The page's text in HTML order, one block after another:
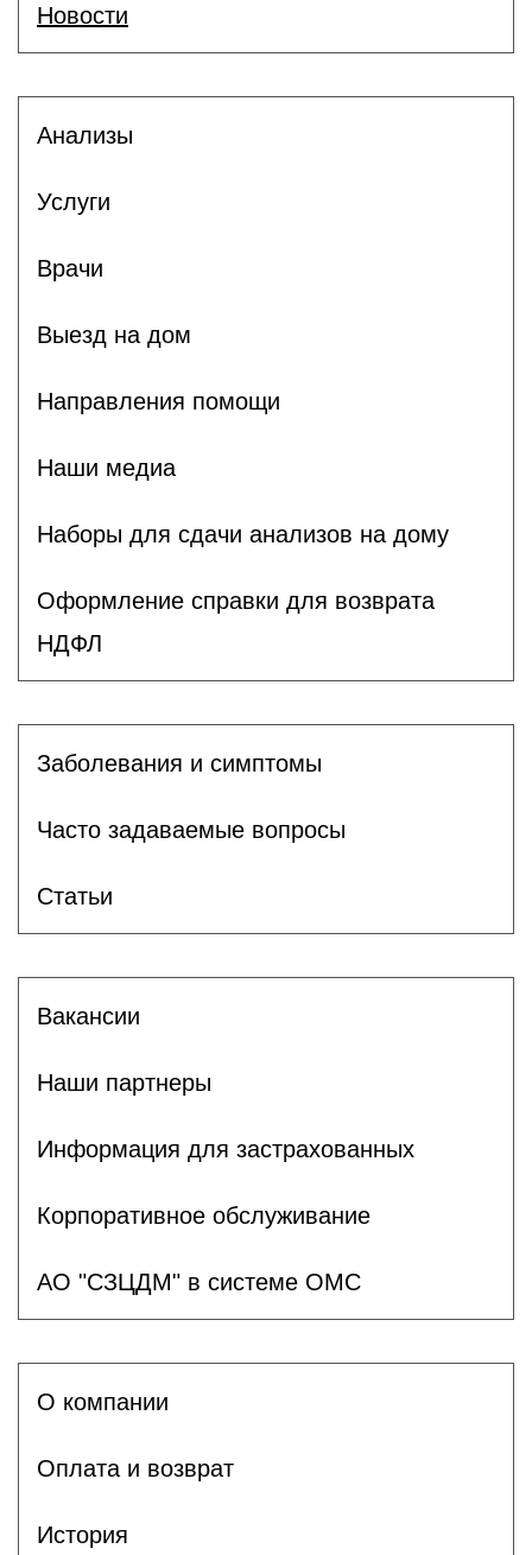
Новости
Анализы
Услуги
Врачи
Выезд на дом
Направления помощи
Наши медиа
Наборы для сдачи анализов на дому
Оформление справки для возврата
НДФЛ
Заболевания и симптомы
Часто задаваемые вопросы
Статьи
Вакансии
Наши партнеры
Информация для застрахованных
Корпоративное обслуживание
АО "СЗЦДМ" в системе ОМС
О компании
Оплата и возврат
История